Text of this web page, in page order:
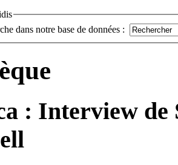
dans notre base de données :
: Interview de